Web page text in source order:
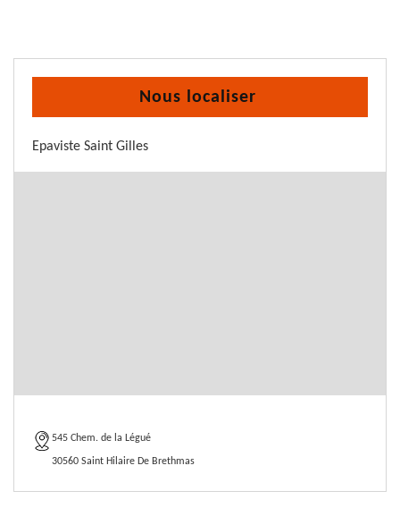
Nous localiser
Epaviste Saint Gilles
545 Chem. de la Légué
30560 Saint Hilaire De Brethmas